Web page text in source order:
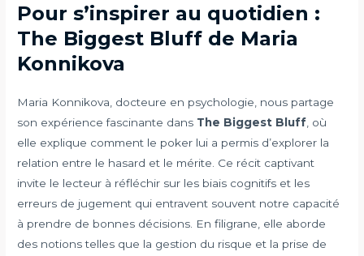
Pour s’inspirer au quotidien :
The Biggest Bluff de Maria
Konnikova
Maria Konnikova, docteure en psychologie, nous partage
son expérience fascinante dans The Biggest Bluff , où
elle explique comment le poker lui a permis d’explorer la
relation entre le hasard et le mérite. Ce récit captivant
invite le lecteur à réfléchir sur les biais cognitifs et les
erreurs de jugement qui entravent souvent notre capacité
à prendre de bonnes décisions. En filigrane, elle aborde
des notions telles que la gestion du risque et la prise de